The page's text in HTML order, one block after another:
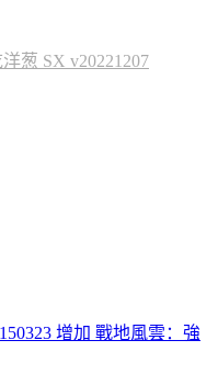
葱 SX v20221207
增加 戰地風雲：強